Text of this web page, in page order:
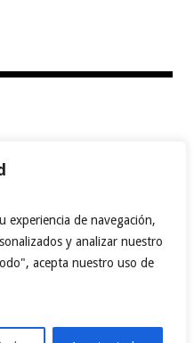
experiencia de navegación,
y analizar nuestro
acepta nuestro uso de
LINKTREE